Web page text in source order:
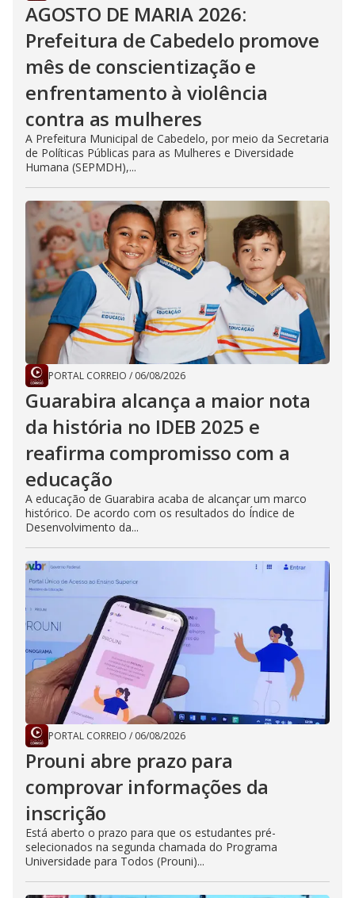
AGOSTO DE MARIA 2026:
Prefeitura de Cabedelo promove
mês de conscientização e
enfrentamento à violência
contra as mulheres
A Prefeitura Municipal de Cabedelo, por meio da Secretaria
de Políticas Públicas para as Mulheres e Diversidade
Humana (SEPMDH),...
PORTAL CORREIO / 06/08/2026
Guarabira alcança a maior nota
da história no IDEB 2025 e
reafirma compromisso com a
educação
A educação de Guarabira acaba de alcançar um marco
histórico. De acordo com os resultados do Índice de
Desenvolvimento da...
PORTAL CORREIO / 06/08/2026
Prouni abre prazo para
comprovar informações da
inscrição
Está aberto o prazo para que os estudantes pré-
selecionados na segunda chamada do Programa
Universidade para Todos (Prouni)...